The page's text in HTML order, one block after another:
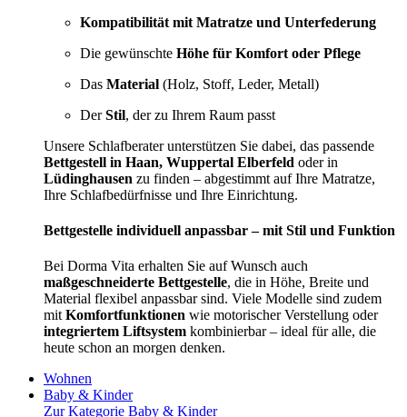
Kompatibilität mit Matratze und Unterfederung
Die gewünschte Höhe für Komfort oder Pflege
Das Material (Holz, Stoff, Leder, Metall)
DerStil, der zu Ihrem Raum passt
Unsere Schlafberater unterstützen Sie dabei, das passende
Bettgestell in Haan, Wuppertal Elberfeld oder in
Lüdinghausen zu finden – abgestimmt auf Ihre Matratze,
Ihre Schlafbedürfnisse und Ihre Einrichtung.
Bettgestelle individuell anpassbar – mit Stil und Funktion
Bei Dorma Vita erhalten Sie auf Wunsch auch
maßgeschneiderte Bettgestelle, die in Höhe, Breite und
Material flexibel anpassbar sind. Viele Modelle sind zudem
mit Komfortfunktionen wie motorischer Verstellung oder
integriertem Liftsystem kombinierbar – ideal für alle, die
heute schon an morgen denken.
Wohnen
Baby & Kinder
Zur Kategorie Baby & Kinder